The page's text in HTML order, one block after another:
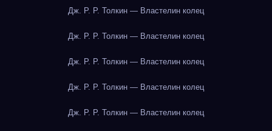
Дж. Р. Р. Толкин — Властелин колец
Дж. Р. Р. Толкин — Властелин колец
Дж. Р. Р. Толкин — Властелин колец
Дж. Р. Р. Толкин — Властелин колец
Дж. Р. Р. Толкин — Властелин колец